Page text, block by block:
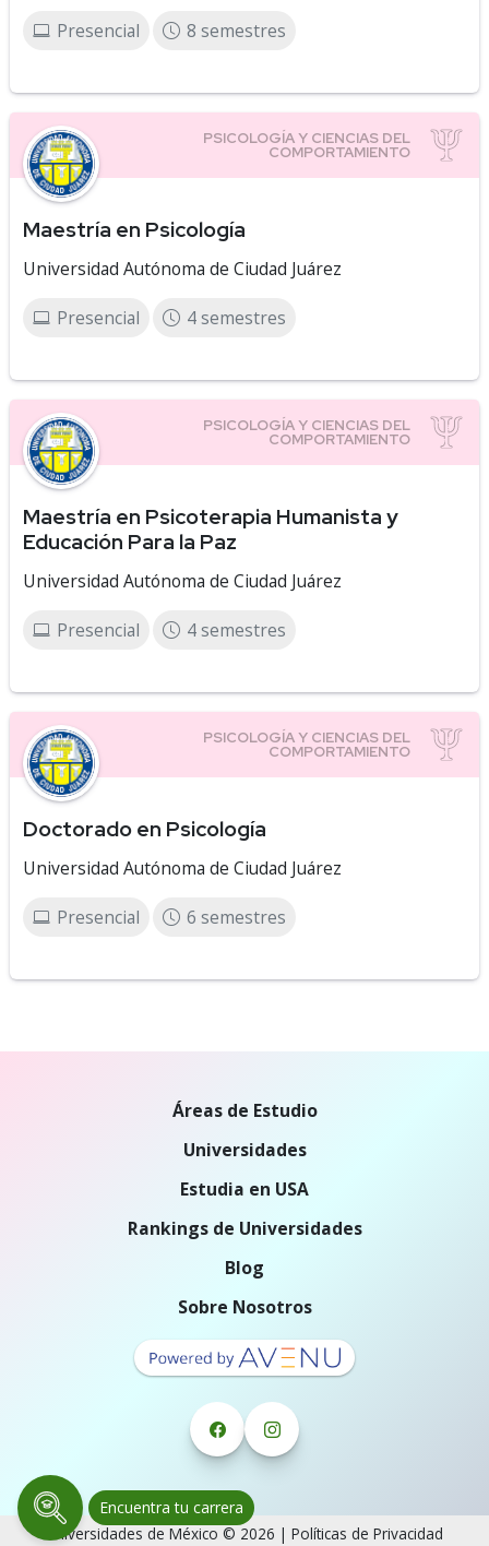
Presencial 8 semestres
Maestría en Psicología
Universidad Autónoma de Ciudad Juárez
Presencial 4 semestres
Maestría en Psicoterapia Humanista y
Educación Para la Paz
Universidad Autónoma de Ciudad Juárez
Presencial 4 semestres
Doctorado en Psicología
Universidad Autónoma de Ciudad Juárez
Presencial 6 semestres
Encuentra tu carrera
Áreas de Estudio
Universidades
Estudia en USA
Rankings de Universidades
Blog
Sobre Nosotros
Universidades de México © 2026 | Políticas de Privacidad